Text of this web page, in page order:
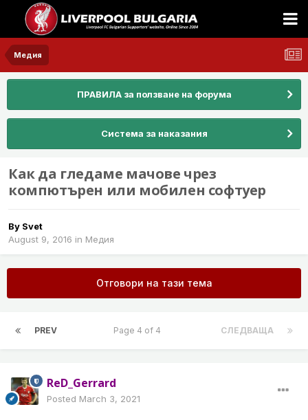
Медия
ПРАВИЛА за ползване на форума
Система за наказания
Как да гледаме мачове чрез
компютърен или мобилен софтуер
By Svet
August 9, 2016 in Медия
Отговори на тази тема
PREV СЛЕДВАЩА
Page 4 of 4
ReD_Gerrard
Posted March 3, 2021